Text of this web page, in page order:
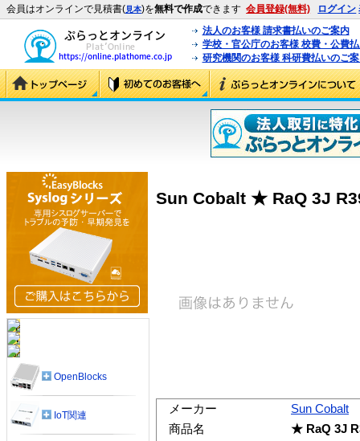
会員はオンラインで見積書(見本)を無料で作成できます 会員登録(無料) ログイン
法人のお客様 請求書払いのご案内
学校・官公庁のお客様 校費・公費
研究機関のお客様 科研費払いのご
Sun Cobalt ★ RaQ 3J
メーカー
Sun Cobalt
商品名
★ RaQ 3J
OpenBlocks
IoT関連